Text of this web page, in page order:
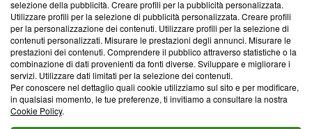
Redazione
Informativa Privacy
Cookie Policy
Blasting SA, IDI CHE-247.845.224, Via Carlo Frasca, 3 - 6900
Lugano (Svizzera) Tel:+39 0690258937
© 2026 Blasting News
selezione della pubblicità. Creare profili per la pubblicità personalizzata.
Utilizzare profili per la selezione di pubblicità personalizzata. Creare profili
per la personalizzazione dei contenuti. Utilizzare profili per la selezione di
contenuti personalizzati. Misurare le prestazioni degli annunci. Misurare le
prestazioni dei contenuti. Comprendere il pubblico attraverso statistiche o la
combinazione di dati provenienti da fonti diverse. Sviluppare e migliorare i
servizi. Utilizzare dati limitati per la selezione dei contenuti.
Per conoscere nel dettaglio quali cookie utilizziamo sul sito e per modificare,
in qualsiasi momento, le tue preferenze, ti invitiamo a consultare la nostra
Cookie Policy.